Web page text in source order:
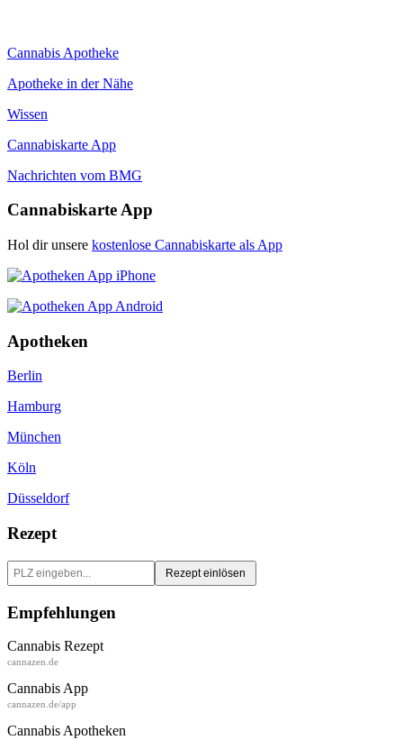
Cannabis Apotheke
Apotheke in der Nähe
Wissen
Cannabiskarte App
Nachrichten vom BMG
Cannabiskarte App
Hol dir unsere kostenlose Cannabiskarte als App
Apotheken
Berlin
Hamburg
München
Köln
Düsseldorf
Rezept
Rezept einlösen
Empfehlungen
Cannabis Rezept
cannazen.de
Cannabis App
cannazen.de/app
Cannabis Apotheken